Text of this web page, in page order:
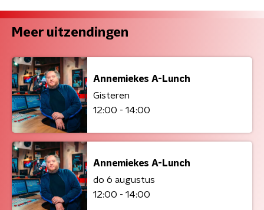
Meer uitzendingen
Annemiekes A-Lunch
Gisteren
12:00 - 14:00
Annemiekes A-Lunch
do 6 augustus
12:00 - 14:00